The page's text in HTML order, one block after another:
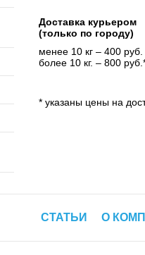
Доставка курьером
(только по городу)
менее 10 кг – 400 руб.
более 10 кг. – 800
* указаны цены на
СТАТЬИ О